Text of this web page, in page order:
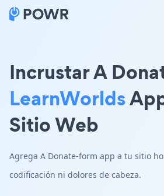
Incrustar A
LearnWorlds
Sitio Web
Agrega A Donate-form app a tu sitio
codificación ni dolores de cabeza.